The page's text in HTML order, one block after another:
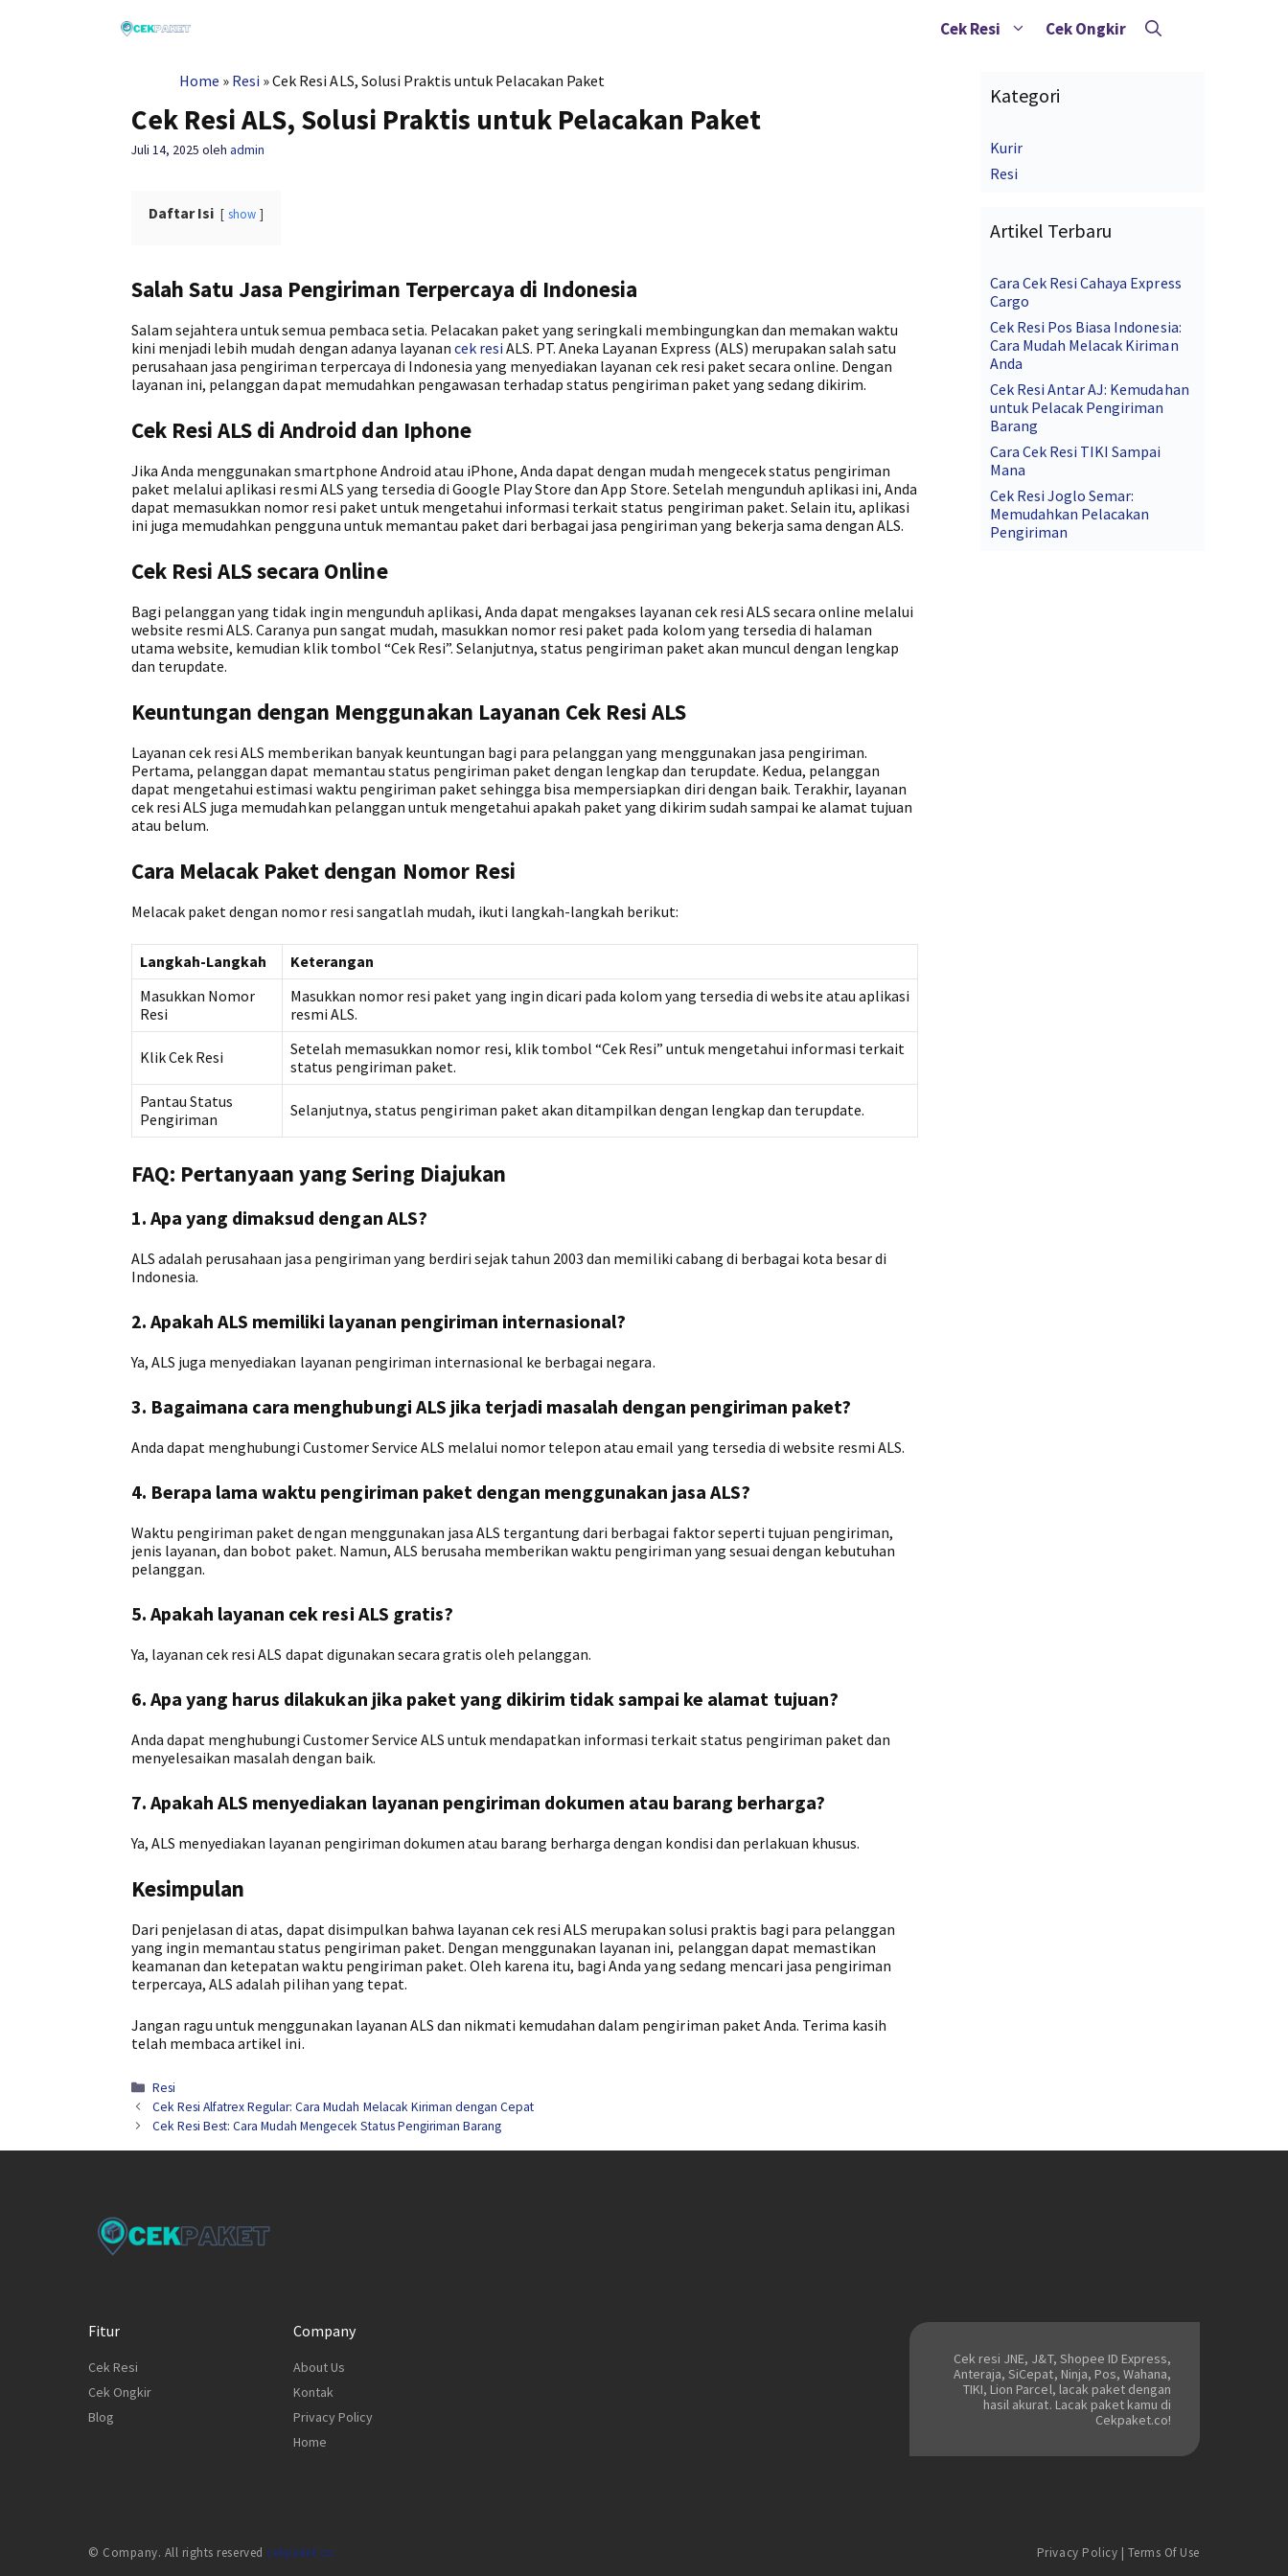
Cek Resi Cek Ongkir
Home » Resi »Cek Resi ALS, Solusi Praktis untuk Pelacakan Paket
Cek Resi ALS, Solusi Praktis untuk Pelacakan Paket
Juli 14, 2025 oleh admin
Daftar Isi show
Salah Satu Jasa Pengiriman Terpercaya di Indonesia
Salam sejahtera untuk semua pembaca setia. Pelacakan paket yang seringkali membingungkan dan memakan waktu
kini menjadi lebih mudah dengan adanya layanan cek resi ALS. PT. Aneka Layanan Express (ALS) merupakan salah satu
perusahaan jasa pengiriman terpercaya di Indonesia yang menyediakan layanan cek resi paket secara online. Dengan
layanan ini, pelanggan dapat memudahkan pengawasan terhadap status pengiriman paket yang sedang dikirim.
Cek Resi ALS di Android dan Iphone
Jika Anda menggunakan smartphone Android atau iPhone, Anda dapat dengan mudah mengecek status pengiriman
paket melalui aplikasi resmi ALS yang tersedia di Google Play Store dan App Store. Setelah mengunduh aplikasi ini, Anda
dapat memasukkan nomor resi paket untuk mengetahui informasi terkait status pengiriman paket. Selain itu, aplikasi
ini juga memudahkan pengguna untuk memantau paket dari berbagai jasa pengiriman yang bekerja sama dengan ALS.
Cek Resi ALS secara Online
Bagi pelanggan yang tidak ingin mengunduh aplikasi, Anda dapat mengakses layanan cek resi ALS secara online melalui
website resmi ALS. Caranya pun sangat mudah, masukkan nomor resi paket pada kolom yang tersedia di halaman
utama website, kemudian klik tombol “Cek Resi”. Selanjutnya, status pengiriman paket akan muncul dengan lengkap
dan terupdate.
Keuntungan dengan Menggunakan Layanan Cek Resi ALS
Layanan cek resi ALS memberikan banyak keuntungan bagi para pelanggan yang menggunakan jasa pengiriman.
Pertama, pelanggan dapat memantau status pengiriman paket dengan lengkap dan terupdate. Kedua, pelanggan
dapat mengetahui estimasi waktu pengiriman paket sehingga bisa mempersiapkan diri dengan baik. Terakhir, layanan
cek resi ALS juga memudahkan pelanggan untuk mengetahui apakah paket yang dikirim sudah sampai ke alamat tujuan
atau belum.
Cara Melacak Paket dengan Nomor Resi
Melacak paket dengan nomor resi sangatlah mudah, ikuti langkah-langkah berikut:
Langkah-Langkah
Keterangan
Masukkan Nomor
Resi
Masukkan nomor resi paket yang ingin dicari pada kolom yang tersedia di website atau aplikasi
resmi ALS.
Klik Cek Resi
Setelah memasukkan nomor resi, klik tombol “Cek Resi” untuk mengetahui informasi terkait
status pengiriman paket.
Pantau Status
Pengiriman
Selanjutnya, status pengiriman paket akan ditampilkan dengan lengkap dan terupdate.
FAQ: Pertanyaan yang Sering Diajukan
1. Apa yang dimaksud dengan ALS?
ALS adalah perusahaan jasa pengiriman yang berdiri sejak tahun 2003 dan memiliki cabang di berbagai kota besar di
Indonesia.
2. Apakah ALS memiliki layanan pengiriman internasional?
Ya, ALS juga menyediakan layanan pengiriman internasional ke berbagai negara.
3. Bagaimana cara menghubungi ALS jika terjadi masalah dengan pengiriman paket?
Anda dapat menghubungi Customer Service ALS melalui nomor telepon atau email yang tersedia di website resmi ALS.
4. Berapa lama waktu pengiriman paket dengan menggunakan jasa ALS?
Waktu pengiriman paket dengan menggunakan jasa ALS tergantung dari berbagai faktor seperti tujuan pengiriman,
jenis layanan, dan bobot paket. Namun, ALS berusaha memberikan waktu pengiriman yang sesuai dengan kebutuhan
pelanggan.
5. Apakah layanan cek resi ALS gratis?
Ya, layanan cek resi ALS dapat digunakan secara gratis oleh pelanggan.
6. Apa yang harus dilakukan jika paket yang dikirim tidak sampai ke alamat tujuan?
Anda dapat menghubungi Customer Service ALS untuk mendapatkan informasi terkait status pengiriman paket dan
menyelesaikan masalah dengan baik.
7. Apakah ALS menyediakan layanan pengiriman dokumen atau barang berharga?
Ya, ALS menyediakan layanan pengiriman dokumen atau barang berharga dengan kondisi dan perlakuan khusus.
Kesimpulan
Dari penjelasan di atas, dapat disimpulkan bahwa layanan cek resi ALS merupakan solusi praktis bagi para pelanggan
yang ingin memantau status pengiriman paket. Dengan menggunakan layanan ini, pelanggan dapat memastikan
keamanan dan ketepatan waktu pengiriman paket. Oleh karena itu, bagi Anda yang sedang mencari jasa pengiriman
terpercaya, ALS adalah pilihan yang tepat.
Jangan ragu untuk menggunakan layanan ALS dan nikmati kemudahan dalam pengiriman paket Anda. Terima kasih
telah membaca artikel ini.
Kategori
Resi
Cek Resi Alfatrex Regular: Cara Mudah Melacak Kiriman dengan Cepat
Cek Resi Best: Cara Mudah Mengecek Status Pengiriman Barang
Kategori
Kurir
Resi
Artikel Terbaru
Cara Cek Resi Cahaya Express
Cargo
Cek Resi Pos Biasa Indonesia:
Cara Mudah Melacak Kiriman
Anda
Cek Resi Antar AJ: Kemudahan
untuk Pelacak Pengiriman
Barang
Cara Cek Resi TIKI Sampai
Mana
Cek Resi Joglo Semar:
Memudahkan Pelacakan
Pengiriman
Fitur
Cek Resi
Cek Ongkir
Blog
Company
About Us
Kontak
Privacy Policy
Home
Cek resi JNE, J&T, Shopee ID Express,
Anteraja, SiCepat, Ninja, Pos, Wahana,
TIKI, Lion Parcel, lacak paket dengan
hasil akurat. Lacak paket kamu di
Cekpaket.co!
© Company. All rights reserved cekpaket.co Privacy Policy | Terms Of Use